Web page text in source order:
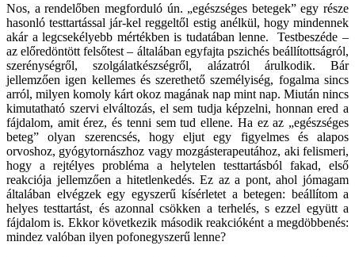
Nos, a rendelőben megforduló ún. „egészséges betegek” egy része
hasonló testtartással jár-kel reggeltől estig anélkül, hogy mindennek
akár a legcsekélyebb mértékben is tudatában lenne. Testbeszéde –
az előredöntött felsőtest – általában egyfajta pszichés beállítottságról,
szerénységről, szolgálatkészségről, alázatról árulkodik. Bár
jellemzően igen kellemes és szerethető személyiség, fogalma sincs
arról, milyen komoly kárt okoz magának nap mint nap. Miután nincs
kimutatható szervi elváltozás, el sem tudja képzelni, honnan ered a
fájdalom, amit érez, és tenni sem tud ellene. Ha ez az „egészséges
beteg” olyan szerencsés, hogy eljut egy figyelmes és alapos
orvoshoz, gyógytornászhoz vagy mozgásterapeutához, aki felismeri,
hogy a rejtélyes probléma a helytelen testtartásból fakad, első
reakciója jellemzően a hitetlenkedés. Ez az a pont, ahol jómagam
általában elvégzek egy egyszerű kísérletet a betegen: beállítom a
helyes testtartást, és azonnal csökken a terhelés, s ezzel együtt a
fájdalom is. Ekkor következik második reakcióként a megdöbbenés:
mindez valóban ilyen pofonegyszerű lenne?